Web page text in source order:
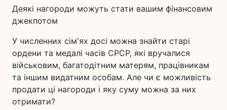
Деякі нагороди можуть стати вашим фінансовим
джекпотом
У численних сім'ях досі можна знайти старі
ордени та медалі часів СРСР, які вручалися
військовим, багатодітним матерям, працівникам
та іншим видатним особам. Але чи є можливість
продати ці нагороди і яку суму можна за них
отримати?